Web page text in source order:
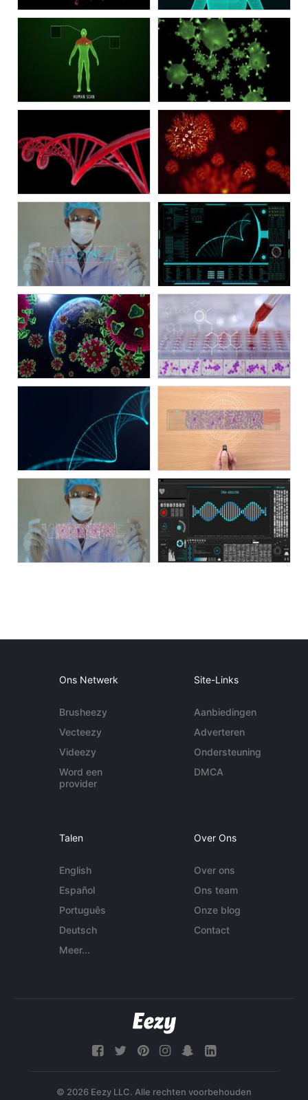
Ons Netwerk
Brusheezy
Vecteezy
Videezy
Word een
provider
Site-Links
Aanbiedingen
Adverteren
Ondersteuning
DMCA
Talen
English
Español
Português
Deutsch
Meer...
Over Ons
Over ons
Ons team
Onze blog
Contact
© 2026 Eezy LLC. Alle rechten voorbehouden